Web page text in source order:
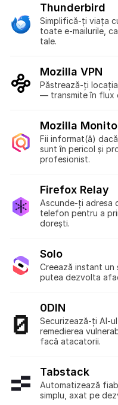
Thunderbird
Simplifică-ți viața
toate e-mailurile,
tale.
Mozilla VPN
Păstrează-ți
— transmite în flux
Mozilla
Fii informat(ă)
sunt în pericol și
profesionist.
Firefox Relay
Ascunde-ți adresa
telefon pentru a
dorești.
Solo
Creează instant
putea dezvolta
0DIN
Securizează-ți AI-
remedierea
facă atacatorii.
Tabstack
Automatizează
simplu, axat pe